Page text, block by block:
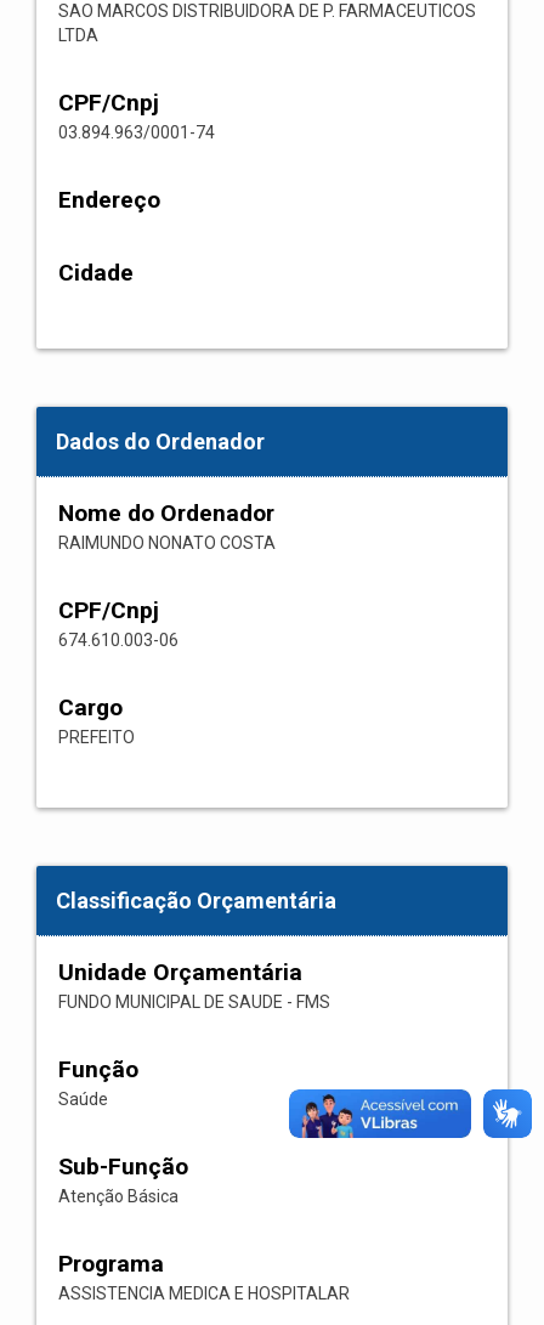
SAO MARCOS DISTRIBUIDORA DE P. FARMACEUTICOS
LTDA
CPF/Cnpj
03.894.963/0001-74
Endereço
Cidade
Dados do Ordenador
Nome do Ordenador
RAIMUNDO NONATO COSTA
CPF/Cnpj
674.610.003-06
Cargo
PREFEITO
Classificação Orçamentária
Unidade Orçamentária
FUNDO MUNICIPAL DE SAUDE - FMS
Função
Saúde
Sub-Função
Atenção Básica
Programa
ASSISTENCIA MEDICA E HOSPITALAR